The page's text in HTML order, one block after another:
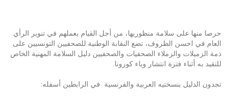
حرصا منها على سلامة منظوريها، من أجل القيام بعملهم في تنوير الرأي
العام في احسن الظروف، تضع النقابة الوطنية للصحفيين التونسيين على
ذمة الزميلات والزملاء الصحفيات والصحفيين دليل السلامة المهنية الخاص
للتقيد به أثناء فترة انتشار وباء كورونا.
تجدون الدليل بنسختيه العربية والفرنسية في الرابطين أسفله: